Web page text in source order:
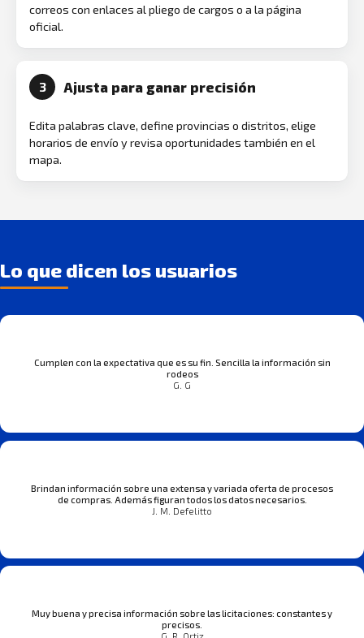
correos con enlaces al pliego de cargos o a la página
oficial.
3 Ajusta para ganar precisión
Edita palabras clave, define provincias o distritos, elige
horarios de envío y revisa oportunidades también en el
mapa.
Lo que dicen los usuarios
Cumplen con la expectativa que es su fin. Sencilla la información sin
rodeos
G. G
Brindan información sobre una extensa y variada oferta de procesos
de compras. Además figuran todos los datos necesarios.
J. M. Defelitto
Muy buena y precisa información sobre las licitaciones: constantes y
precisos.
G. R. Ortiz